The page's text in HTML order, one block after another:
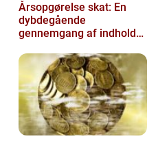
Årsopgørelse skat: En
dybdegående
gennemgang af indholdet
tiden